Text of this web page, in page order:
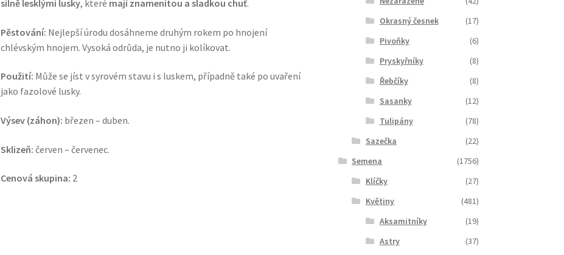
silně lesklými lusky, které mají znamenitou a sladkou chuť.
Pěstování: Nejlepší úrodu dosáhneme druhým rokem po hnojení
chlévským hnojem. Vysoká odrůda, je nutno ji kolíkovat.
Použití: Může se jíst v syrovém stavu i s luskem, případně také po uvaření
jako fazolové lusky.
Výsev (záhon): březen – duben.
Sklizeň: červen – červenec.
Cenová skupina: 2
Okrasný česnek
(17)
Pivoňky
(6)
Pryskyřníky
(8)
Řebčíky
(8)
Sasanky
(12)
Tulipány
(78)
Sazečka
(22)
Semena
(1756)
Klíčky
(27)
Květiny
(481)
Aksamitníky
(19)
Astry
(37)